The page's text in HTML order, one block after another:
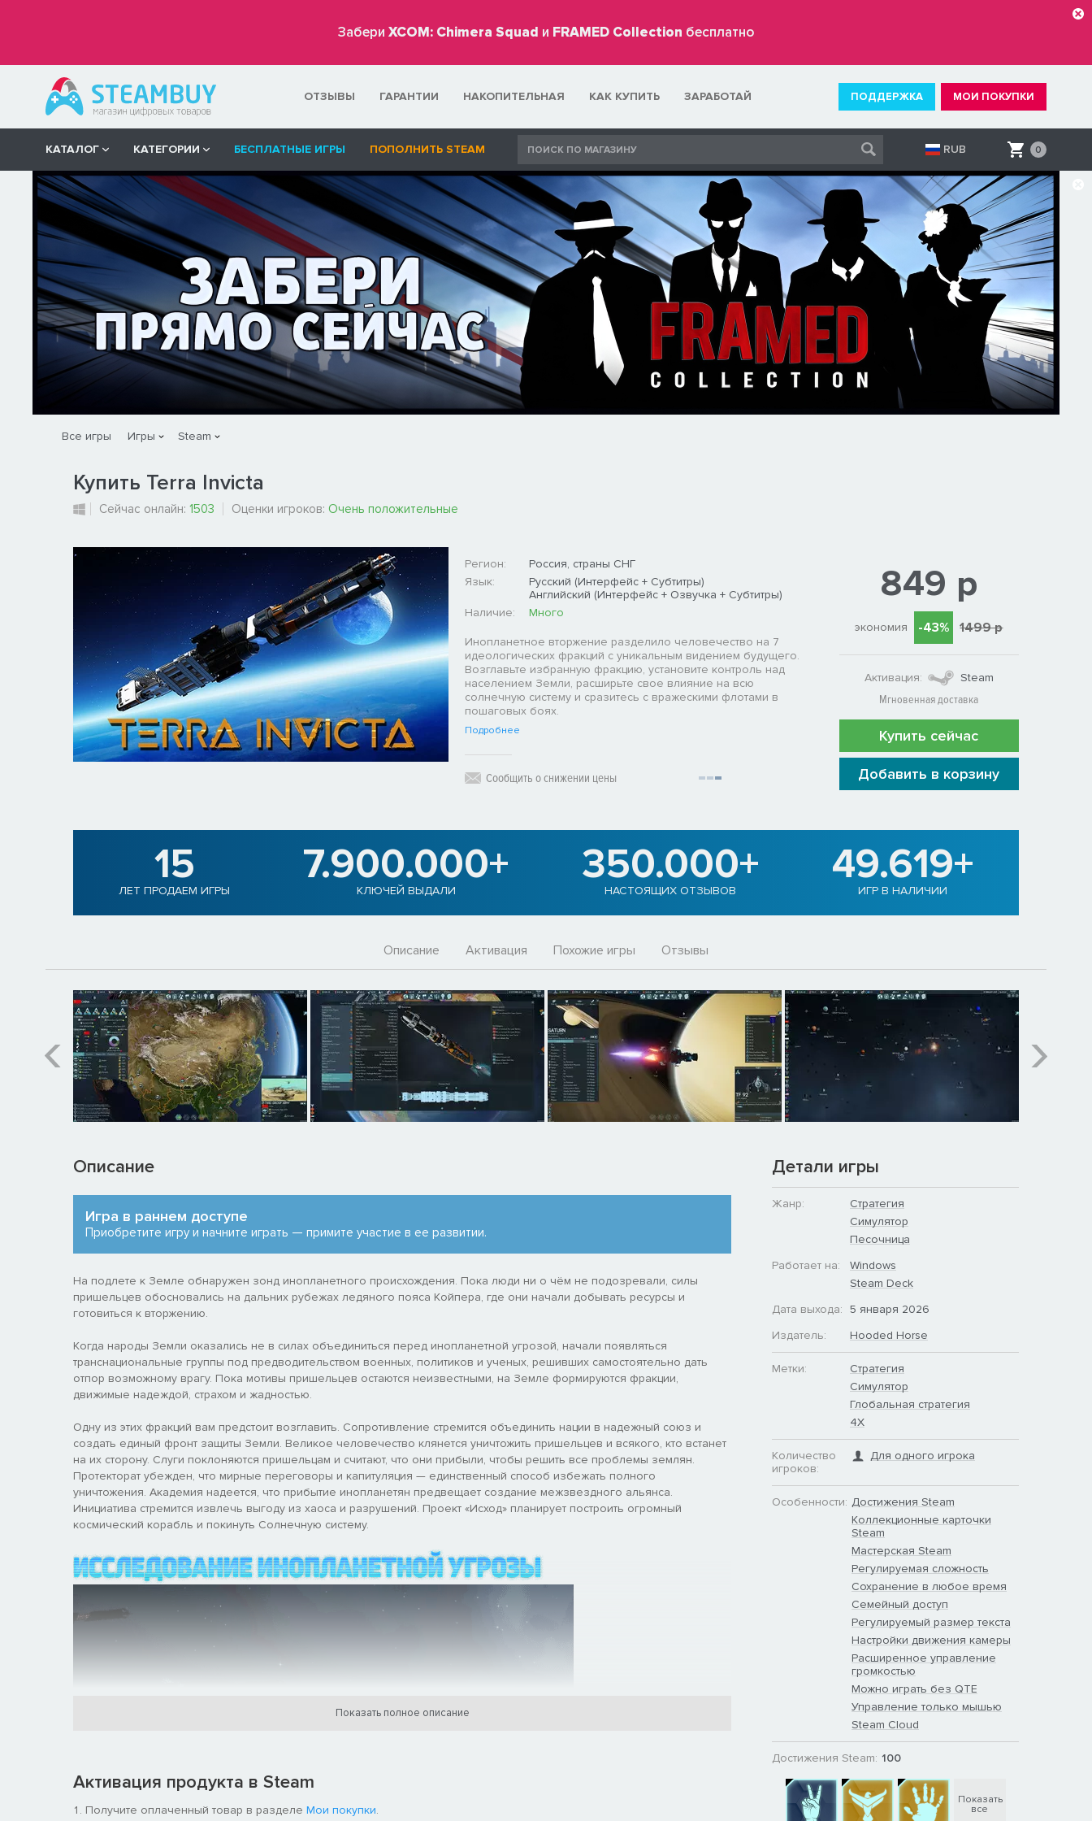
Забери XCOM: Chimera Squad и FRAMED Collection бесплатно
ОТЗЫВЫ ГАРАНТИИ НАКОПИТЕЛЬНАЯ КАК КУПИТЬ ЗАРАБОТАЙ ПОДДЕРЖКА МОИ ПОКУПКИ
КАТАЛОГ КАТЕГОРИИ БЕСПЛАТНЫЕ ИГРЫ ПОПОЛНИТЬ STEAM RUB 0
Все игры Игры Steam
Купить Terra Invicta
Сейчас онлайн: 1503 Оценки игроков: Очень положительные
Регион:
Россия, страны СНГ
Язык:
Русский (Интерфейс + Субтитры)
Английский (Интерфейс + Озвучка + Субтитры)
Наличие:
Много
Инопланетное вторжение разделило человечество на 7
идеологических фракций с уникальным видением будущего.
Возглавьте избранную фракцию, установите контроль над
населением Земли, расширьте свое влияние на всю
солнечную систему и сразитесь с вражескими флотами в
пошаговых боях.
Подробнее
Сообщить о снижении цены
849 р
экономия -43% 1499 р
Активация:
Steam
Мгновенная доставка
Купить сейчас
Добавить в корзину
15
ЛЕТ ПРОДАЕМ ИГРЫ
7.900.000+
КЛЮЧЕЙ ВЫДАЛИ
350.000+
НАСТОЯЩИХ ОТЗЫВОВ
49.619+
ИГР В НАЛИЧИИ
Описание Активация Похожие игры Отзывы
Описание
Игра в раннем доступе
Приобретите игру и начните играть — примите участие в ее развитии.
На подлете к Земле обнаружен зонд инопланетного происхождения. Пока люди ни о чём не подозревали, силы
пришельцев обосновались на дальних рубежах ледяного пояса Койпера, где они начали добывать ресурсы и
готовиться к вторжению.
Когда народы Земли оказались не в силах объединиться перед инопланетной угрозой, начали появляться
транснациональные группы под предводительством военных, политиков и ученых, решивших самостоятельно дать
отпор возможному врагу. Пока мотивы пришельцев остаются неизвестными, на Земле формируются фракции,
движимые надеждой, страхом и жадностью.
Одну из этих фракций вам предстоит возглавить. Сопротивление стремится объединить нации в надежный союз и
создать единый фронт защиты Земли. Великое человечество клянется уничтожить пришельцев и всякого, кто встанет
на их сторону. Слуги поклоняются пришельцам и считают, что они прибыли, чтобы решить все проблемы землян.
Протекторат убежден, что мирные переговоры и капитуляция — единственный способ избежать полного
уничтожения. Академия надеется, что прибытие инопланетян предвещает создание межзвездного альянса.
Инициатива стремится извлечь выгоду из хаоса и разрушений. Проект «Исход» планирует построить огромный
космический корабль и покинуть Солнечную систему.
Показать полное описание
Активация продукта в Steam
Получите оплаченный товар в разделе Мои покупки.
Детали игры
Жанр:
Стратегия
Симулятор
Песочница
Работает на:
Windows
Steam Deck
Дата выхода: 5 января 2026
Издатель:
Hooded Horse
Метки:
Стратегия
Симулятор
Глобальная стратегия
4X
Количество
игроков:
Для одного игрока
Особенности: Достижения Steam
Коллекционные карточки
Steam
Мастерская Steam
Регулируемая сложность
Сохранение в любое время
Семейный доступ
Регулируемый размер текста
Настройки движения камеры
Расширенное управление
громкостью
Можно играть без QTE
Управление только мышью
Steam Cloud
Достижения Steam: 100
Показать
все